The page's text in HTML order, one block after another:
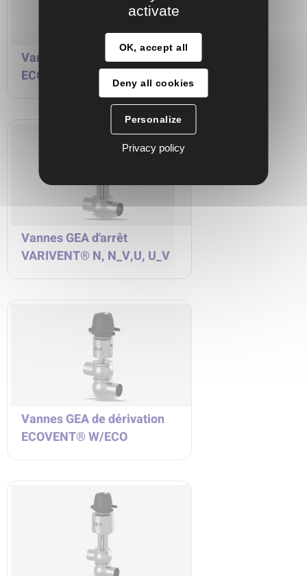
Vanne GEA d'arrêt
ECOVENT® N/ECO
Vannes GEA d'arrêt
VARIVENT® N, N_V,U, U_V
Vannes GEA de dérivation
ECOVENT® W/ECO
activate
OK, accept all
Deny all cookies
Personalize
Privacy policy